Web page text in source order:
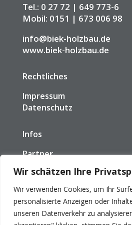
Wir schätzen Ihre
Wir verwenden Cookies, um Ihr
personalisierte Anzeigen oder
unseren Datenverkehr zu
Tel.: 0 27 72 | 649 773-6
Mobil: 0151 | 673 006 98
info@biek-holzbau.de
www.biek-holzbau.de
Rechtliches
Impressum
Datenschutz
Infos
Partner
So erreichen Sie uns:
Mo-Fr 8:30 Uhr bis 17:00 Uhr